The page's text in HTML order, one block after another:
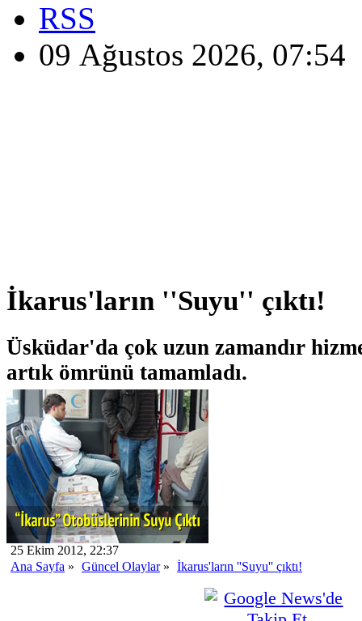
RSS
09 Ağustos 2026, 07:54
İkarus'ların ''Suyu'' çıktı!
Üsküdar'da çok uzun zamandır
artık ömrünü tamamladı.
25 Ekim 2012, 22:37
Ana Sayfa » Güncel Olaylar» İkarus'ların ''Suyu'' çıktı!